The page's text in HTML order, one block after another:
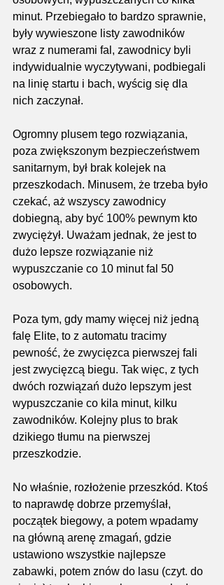
minut. Przebiegało to bardzo sprawnie,
były wywieszone listy zawodników
wraz z numerami fal, zawodnicy byli
indywidualnie wyczytywani, podbiegali
na linię startu i bach, wyścig się dla
nich zaczynał.
Ogromny plusem tego rozwiązania,
poza zwiększonym bezpieczeństwem
sanitarnym, był brak kolejek na
przeszkodach. Minusem, że trzeba było
czekać, aż wszyscy zawodnicy
dobiegną, aby być 100% pewnym kto
zwyciężył. Uważam jednak, że jest to
dużo lepsze rozwiązanie niż
wypuszczanie co 10 minut fal 50
osobowych.
Poza tym, gdy mamy więcej niż jedną
falę Elite, to z automatu tracimy
pewność, że zwycięzca pierwszej fali
jest zwycięzcą biegu. Tak więc, z tych
dwóch rozwiązań dużo lepszym jest
wypuszczanie co kila minut, kilku
zawodników. Kolejny plus to brak
dzikiego tłumu na pierwszej
przeszkodzie.
No właśnie, rozłożenie przeszkód. Ktoś
to naprawdę dobrze przemyślał,
początek biegowy, a potem wpadamy
na główną arenę zmagań, gdzie
ustawiono wszystkie najlepsze
zabawki, potem znów do lasu (czyt. do